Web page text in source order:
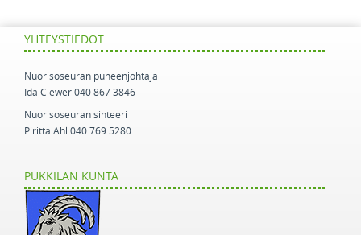
YHTEYSTIEDOT
Nuorisoseuran puheenjohtaja
Ida Clewer 040 867 3846
Nuorisoseuran sihteeri
Piritta Ahl 040 769 5280
PUKKILAN KUNTA